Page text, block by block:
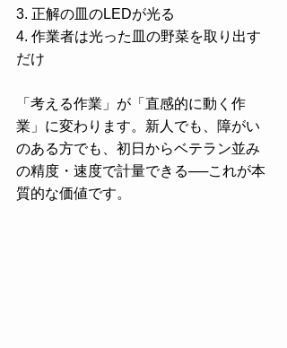
3. 正解の皿のLEDが光る
4. 作業者は光った皿の野菜を取り出す
だけ
「考える作業」が「直感的に動く作
業」に変わります。新人でも、障がい
のある方でも、初日からベテラン並み
の精度・速度で計量できる──これが本
質的な価値です。